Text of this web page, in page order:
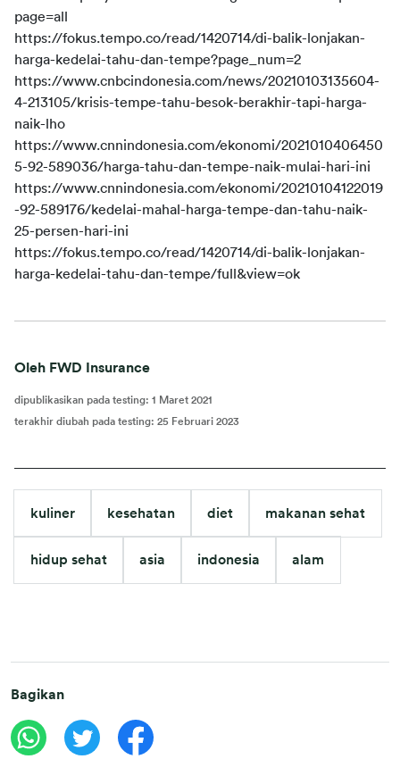
page=all
https://fokus.tempo.co/read/1420714/di-balik-lonjakan-
harga-kedelai-tahu-dan-tempe?page_num=2
https://www.cnbcindonesia.com/news/20210103135604-
4-213105/krisis-tempe-tahu-besok-berakhir-tapi-harga-
naik-lho
https://www.cnnindonesia.com/ekonomi/2021010406450
5-92-589036/harga-tahu-dan-tempe-naik-mulai-hari-ini
https://www.cnnindonesia.com/ekonomi/20210104122019
-92-589176/kedelai-mahal-harga-tempe-dan-tahu-naik-
25-persen-hari-ini
https://fokus.tempo.co/read/1420714/di-balik-lonjakan-
harga-kedelai-tahu-dan-tempe/full&view=ok
Oleh FWD Insurance
dipublikasikan pada testing: 1 Maret 2021
terakhir diubah pada testing: 25 Februari 2023
kuliner kesehatan diet makanan sehat
hidup sehat asia indonesia alam
Bagikan